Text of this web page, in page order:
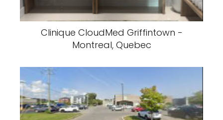
Clinique CloudMed Griffintown -
Montreal, Quebec